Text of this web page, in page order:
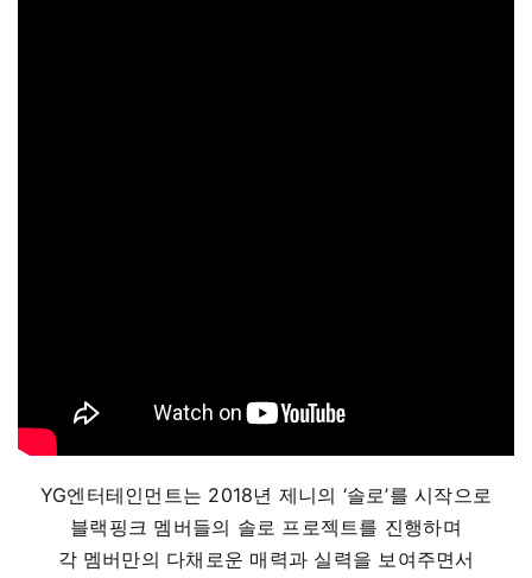
YG엔터테인먼트는 2018년 제니의 ‘솔로’를 시작으로
블랙핑크 멤버들의 솔로 프로젝트를 진행하며
각 멤버만의 다채로운 매력과 실력을 보여주면서